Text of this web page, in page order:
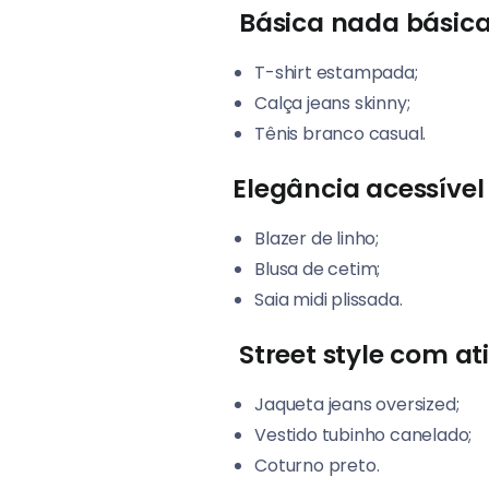
Básica nada
T-shirt estampada;
Calça jeans skinny;
Tênis branco casual.
Elegância acessível
Blazer de linho;
Blusa de cetim;
Saia midi plissada.
Street style com
Jaqueta jeans oversized;
Vestido tubinho canelado;
Coturno preto.